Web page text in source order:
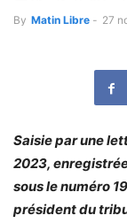
By Matin Libre - 27
Saisie par une
2023,
sous le numéro
président du